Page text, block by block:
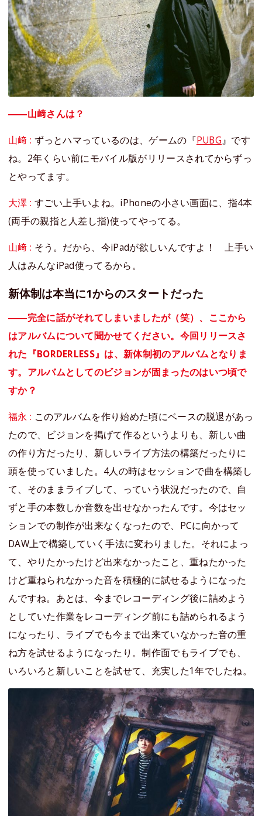
――山﨑さんは？
山﨑 : ずっとハマっているのは、ゲームの『PUBG』です
ね。2年くらい前にモバイル版がリリースされてからずっ
とやってます。
大澤 : すごい上手いよね。iPhoneの小さい画面に、指4本
(両手の親指と人差し指)使ってやってる。
山﨑 : そう。だから、今iPadが欲しいんですよ！ 上手い
人はみんなiPad使ってるから。
新体制は本当に1からのスタートだった
――完全に話がそれてしまいましたが（笑）、ここから
はアルバムについて聞かせてください。今回リリースさ
れた『BORDERLESS』は、新体制初のアルバムとなりま
す。アルバムとしてのビジョンが固まったのはいつ頃で
すか？
福永 : このアルバムを作り始めた頃にベースの脱退があっ
たので、ビジョンを掲げて作るというよりも、新しい曲
の作り方だったり、新しいライブ方法の構築だったりに
頭を使っていました。4人の時はセッションで曲を構築し
て、そのままライブして、っていう状況だったので、自
ずと手の本数しか音数を出せなかったんです。今はセッ
ションでの制作が出来なくなったので、PCに向かって
DAW上で構築していく手法に変わりました。それによっ
て、やりたかったけど出来なかったこと、重ねたかった
けど重ねられなかった音を積極的に試せるようになった
んですね。あとは、今までレコーディング後に詰めよう
としていた作業をレコーディング前にも詰められるよう
になったり、ライブでも今まで出来ていなかった音の重
ね方を試せるようになったり。制作面でもライブでも、
いろいろと新しいことを試せて、充実した1年でしたね。